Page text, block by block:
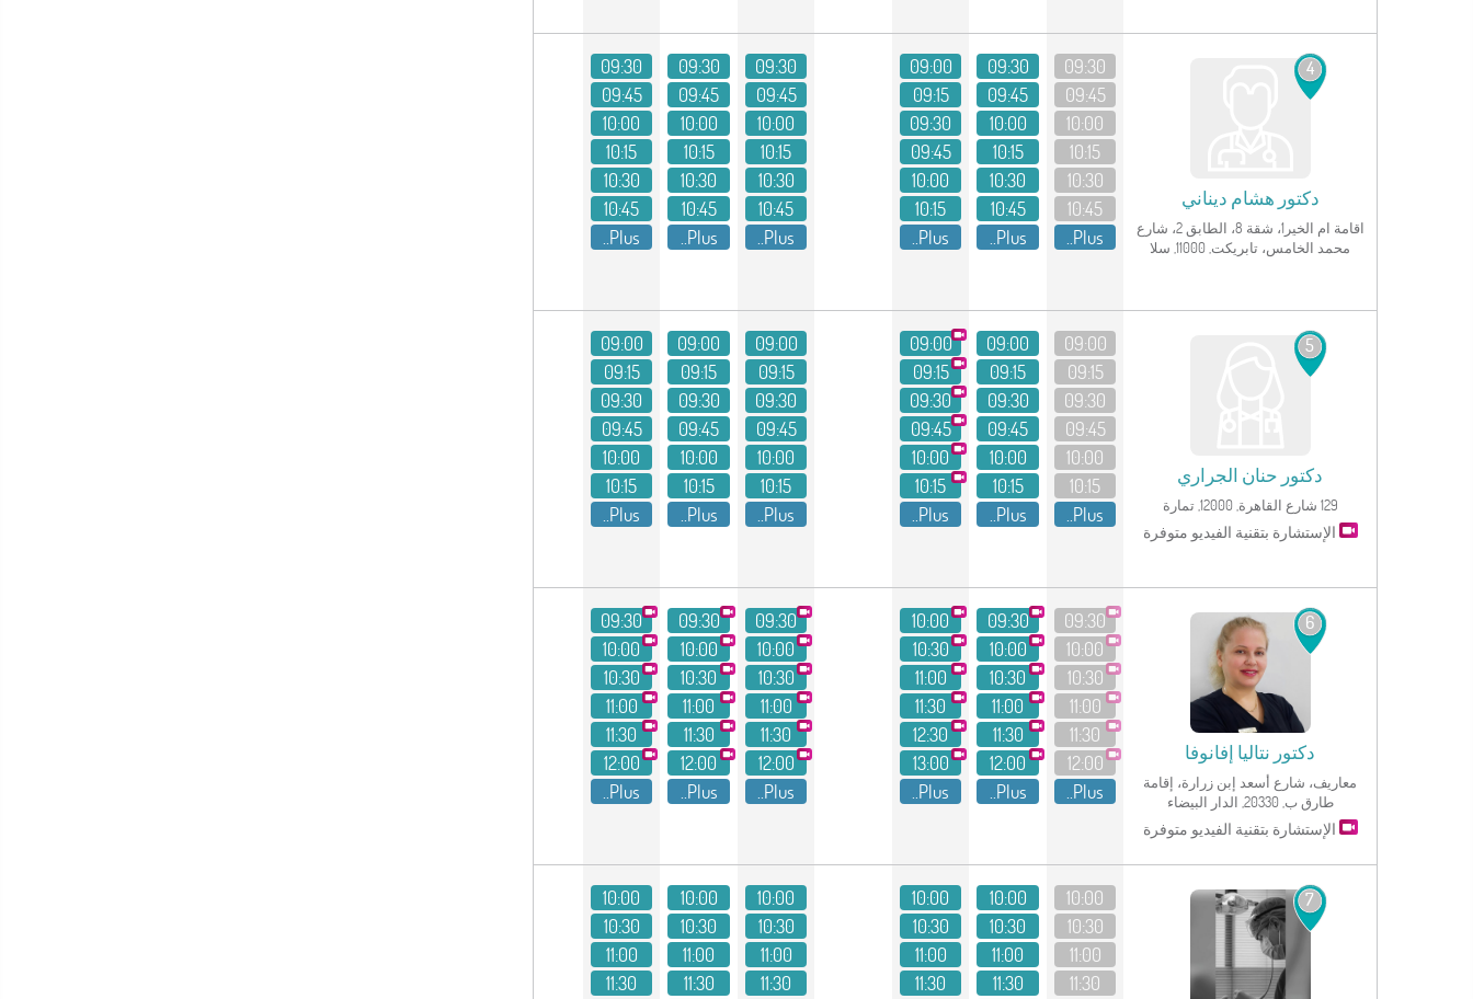
4
دكتور هشام ديناني
اقامة ام الخير1، شقة 8، الطابق 2، شارع
محمد الخامس، تابريكت, 11000, سلا
09:30
09:45
10:00
10:15
10:30
10:45
Plus..
09:30
09:45
10:00
10:15
10:30
10:45
Plus..
09:00
09:15
09:30
09:45
10:00
10:15
Plus..
09:30
09:45
10:00
10:15
10:30
10:45
Plus..
09:30
09:45
10:00
10:15
10:30
10:45
Plus..
09:30
09:45
10:00
10:15
10:30
10:45
Plus..
5
دكتور حنان الجراري
129 شارع القاهرة, 12000, تمارة
الإستشارة بتقنية الفيديو متوفرة
09:00
09:15
09:30
09:45
10:00
10:15
Plus..
09:00
09:15
09:30
09:45
10:00
10:15
Plus..
09:00
09:15
09:30
09:45
10:00
10:15
Plus..
09:00
09:15
09:30
09:45
10:00
10:15
Plus..
09:00
09:15
09:30
09:45
10:00
10:15
Plus..
09:00
09:15
09:30
09:45
10:00
10:15
Plus..
6
دكتور نتاليا إفانوفا
معاريف، شارع أسعد إبن زرارة، إقامة
طارق ب, 20330, الدار البيضاء
الإستشارة بتقنية الفيديو متوفرة
09:30
10:00
10:30
11:00
11:30
12:00
Plus..
09:30
10:00
10:30
11:00
11:30
12:00
Plus..
10:00
10:30
11:00
11:30
12:30
13:00
Plus..
09:30
10:00
10:30
11:00
11:30
12:00
Plus..
09:30
10:00
10:30
11:00
11:30
12:00
Plus..
09:30
10:00
10:30
11:00
11:30
12:00
Plus..
7
10:00
10:30
11:00
11:30
10:00
10:30
11:00
11:30
10:00
10:30
11:00
11:30
10:00
10:30
11:00
11:30
10:00
10:30
11:00
11:30
10:00
10:30
11:00
11:30